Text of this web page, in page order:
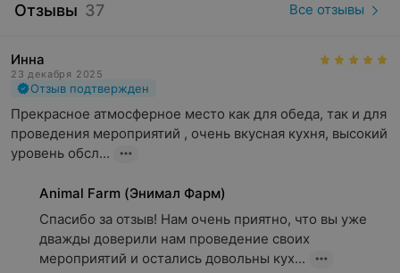
панорамными окнами, рассчитанную на 25 человек.
кейтеринга, что позволяет организовать праздник на
любой площадке.
Если вы ищете ресторан в Минске, где можно отметить
важное событие, насладиться авторской кухней и
провести время в уютной обстановке, Animal Farm
(Энимал Фарм) – это место, которое стоит посетить.
Отзывы 37 Все отзывы
Инна
23 декабря 2025
Отзыв подтвержден
Прекрасное атмосферное место как для обеда, так и для
проведения мероприятий , очень вкусная кухня, высокий
уровень обсл...
Animal Farm (Энимал Фарм)
Спасибо за отзыв! Нам очень приятно, что вы уже
дважды доверили нам проведение своих
мероприятий и остались довольны кух...